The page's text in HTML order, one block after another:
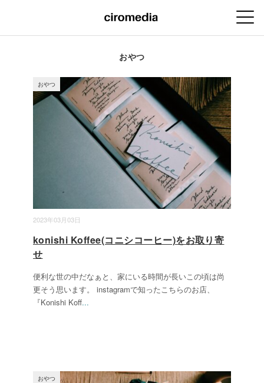
おやつ
2023年03月03日
おやつ
konishi Koffee(コニシコーヒー)をお取り寄
せ
便利な世の中だなぁと、家にいる時間が長いこの頃は尚
更そう思います。 instagramで知ったこちらのお店、
『Konishi Koff...
おやつ